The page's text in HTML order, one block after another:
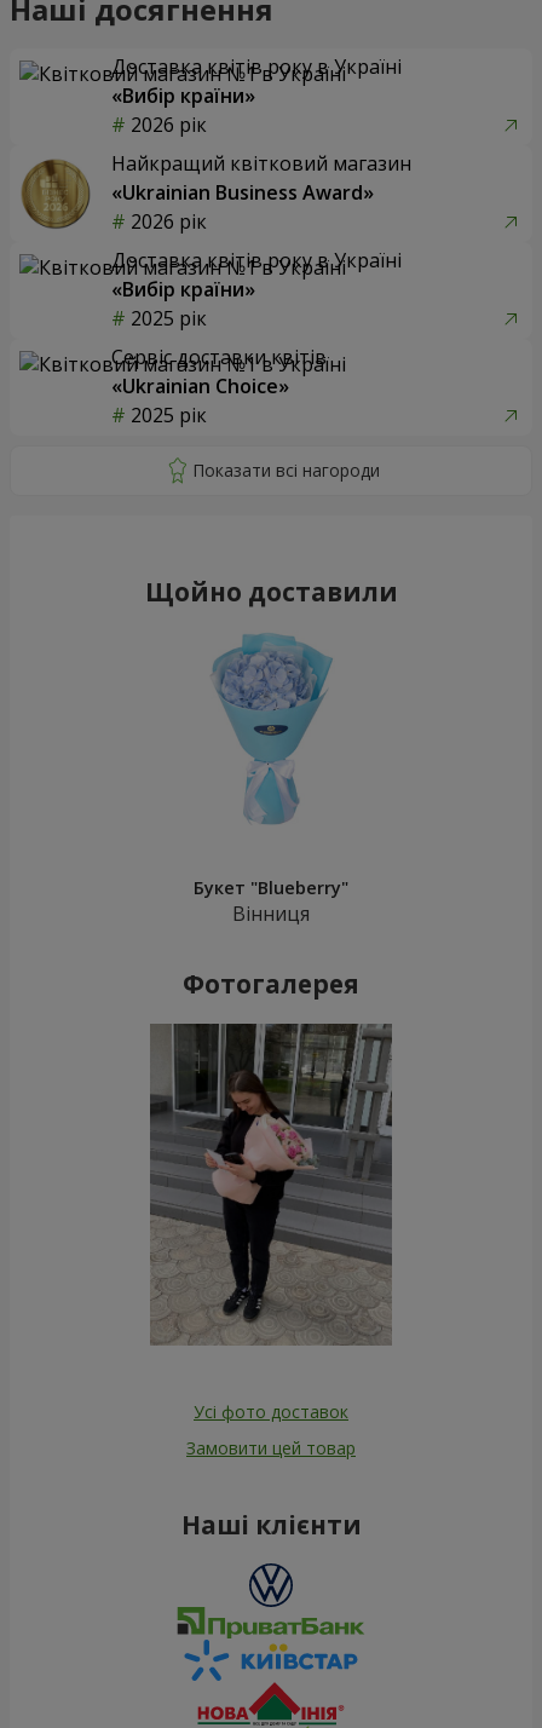
Наші досягнення
Доставка квітів року в Україні
«Вибір країни»
2026 рік
Найкращий квітковий магазин
«Ukrainian Business Award»
2026 рік
Доставка квітів року в Україні
«Вибір країни»
2025 рік
Сервіс доставки квітів
«Ukrainian Choice»
2025 рік
Щойно доставили
Букет "Blueberry"
Вінниця
Фотогалерея
Усі фото доставок
Замовити цей товар
Наші клієнти